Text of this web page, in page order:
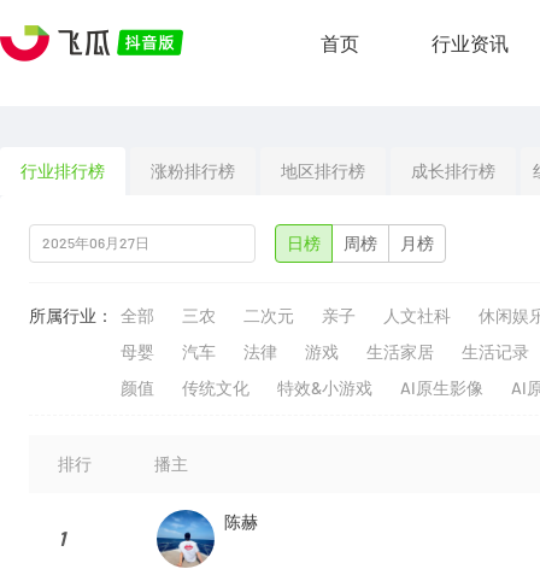
首页 行业资讯
行业排行榜 涨粉排行榜 地区排行榜 成长排行榜
日榜 周榜 月榜
所属行业： 全部 三农 二次元 亲子 人文社科
休闲娱
母婴
汽车 法律 游戏 生活家居
生活记录
颜值
传统文化 特效&小游戏 AI原生影像 AI
排行 播主
1
陈赫